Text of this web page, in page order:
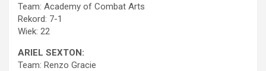
Team: Academy of Combat Arts
Rekord: 7-1
Wiek: 22
ARIEL SEXTON:
Team: Renzo Gracie